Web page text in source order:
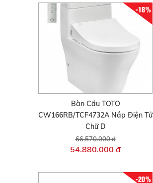
-18%
Bàn Cầu TOTO
CW166RB/TCF4732A Nắp Điện Tử
Chữ D
66.570.000 đ
54.880.000 đ
-20%